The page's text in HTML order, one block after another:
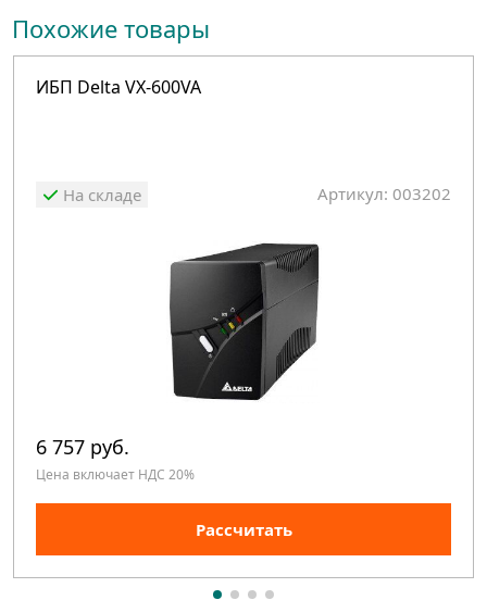
Похожие товары
ИБП Delta VX-600VA
На складе Артикул: 003202
6 757 руб.
Цена включает НДС 20%
Рассчитать